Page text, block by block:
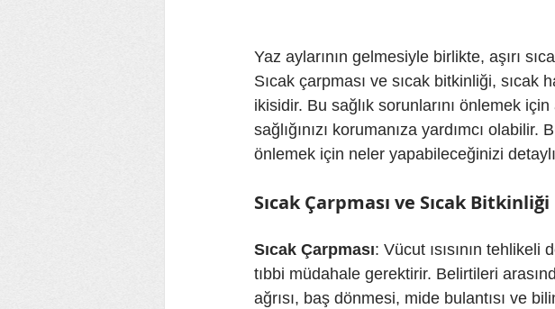
Yaz aylarının gelmesiyle birlikte, aşırı
Sıcak çarpması ve sıcak bitkinliği, sıcak
ikisidir. Bu sağlık sorunlarını önlemek
sağlığınızı korumanıza yardımcı
önlemek için neler yapabileceğinizi
Sıcak Çarpması ve Sıcak
Sıcak Çarpması: Vücut ısısının
tıbbi müdahale gerektirir. Belirtileri
ağrısı, baş dönmesi, mide bulantısı ve